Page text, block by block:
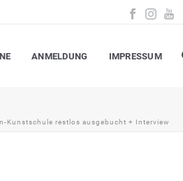
ANMELDUNG IMPRESSUM
Kunstschule restlos ausgebucht + Interview